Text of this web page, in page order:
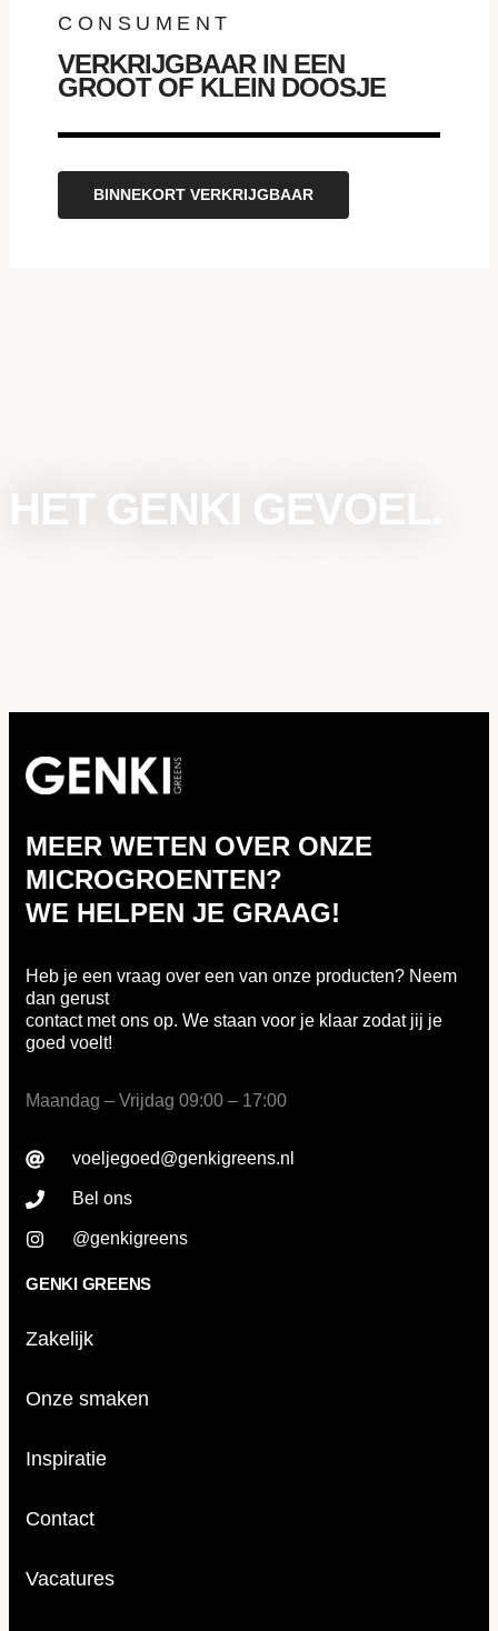
CONSUMENT
VERKRIJGBAAR IN EEN
GROOT OF KLEIN DOOSJE
BINNEKORT VERKRIJGBAAR
HET GENKI GEVOEL.
MEER WETEN OVER ONZE
MICROGROENTEN?
WE HELPEN JE GRAAG!
Heb je een vraag over een van onze producten? Neem
dan gerust
contact met ons op. We staan voor je klaar zodat jij je
goed voelt!
Maandag – Vrijdag 09:00 – 17:00
voeljegoed@genkigreens.nl
Bel ons
@genkigreens
GENKI GREENS
Zakelijk
Onze smaken
Inspiratie
Contact
Vacatures